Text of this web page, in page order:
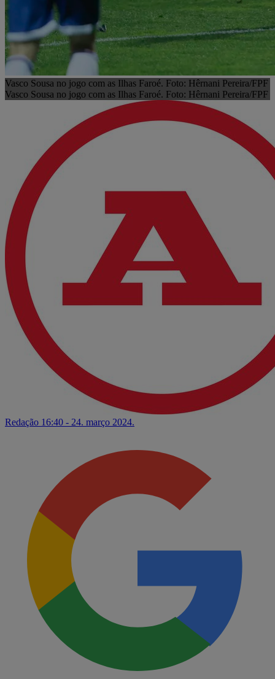
Vasco Sousa no jogo com as Ilhas Faroé. Foto: Hêrnani Pereira/FPF
Vasco Sousa no jogo com as Ilhas Faroé. Foto: Hêrnani Pereira/FPF
Redação 16:40 - 24. março 2024.